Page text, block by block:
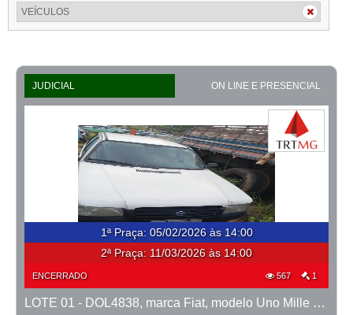
VEÍCULOS
JUDICIAL ON LINE E PRESENCIAL
1ª Praça: 05/02/2026 às 14:00
2ª Praça: 11/03/2026 às 14:00
ENCERRADO 567 1
LOTE 01 - DOL4838, marca Fiat, modelo Uno Mille Fire, ano 2004/2005